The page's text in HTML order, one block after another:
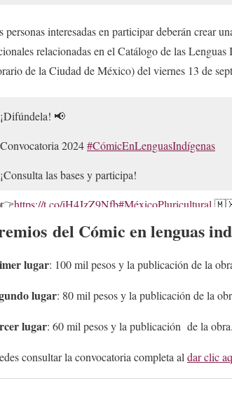
personas interesadas en participar deberán crear
relacionadas en el Catálogo de las
de la Ciudad de México) del viernes 13 de
¡Difúndela! 📢
Convocatoria 2024#CómicEnLenguasIndígenas
¡Consulta las bases y participa!
👉https://t.co/iH4JzZ9Nfb#MéxicoPluricultural
— INALIMEXICO (@INALIMEXICO)June 4,
del Cómic en lenguas
lugar: 100 mil pesos y la publicación de la
lugar: 80 mil pesos y la publicación de la
lugar: 60 mil pesos y la publicación de la obra.
consultar la convocatoria completa al dar clic